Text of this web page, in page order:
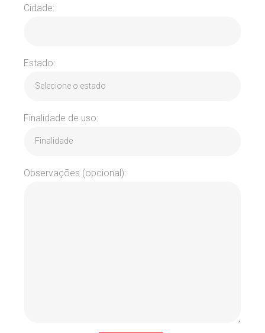
Cidade:
Estado:
Finalidade de uso:
Observações (opcional):